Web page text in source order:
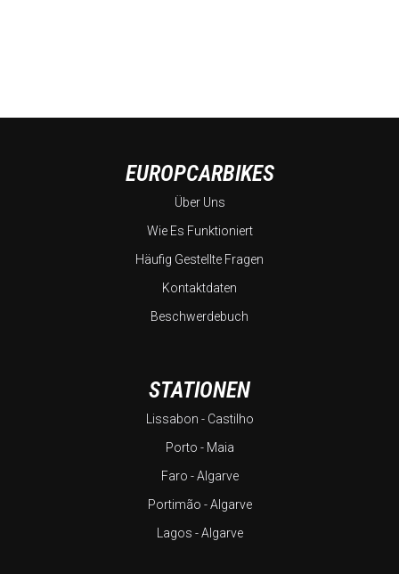
EUROPCARBIKES
Über Uns
Wie Es Funktioniert
Häufig Gestellte Fragen
Kontaktdaten
Beschwerdebuch
STATIONEN
Lissabon - Castilho
Porto - Maia
Faro - Algarve
Portimão - Algarve
Lagos - Algarve